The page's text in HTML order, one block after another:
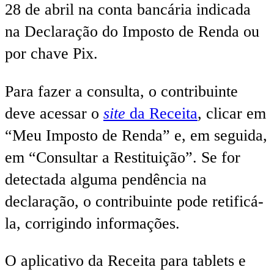
28 de abril na conta bancária indicada
na Declaração do Imposto de Renda ou
por chave Pix.
Para fazer a consulta, o contribuinte
deve acessar o site da Receita, clicar em
“Meu Imposto de Renda” e, em seguida,
em “Consultar a Restituição”. Se for
detectada alguma pendência na
declaração, o contribuinte pode retificá-
la, corrigindo informações.
O aplicativo da Receita para tablets e